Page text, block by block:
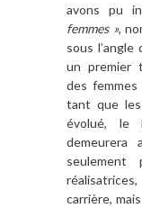
avons pu
femmes »,
sous l’angle
un premier
des femmes
tant que les
évolué, le
demeurera
carrière,